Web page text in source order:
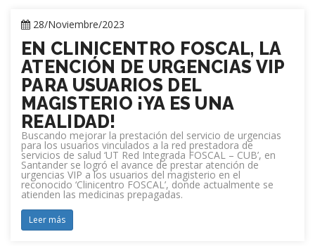
28/Noviembre/2023
EN CLINICENTRO FOSCAL, LA
ATENCIÓN DE URGENCIAS VIP
PARA USUARIOS DEL
MAGISTERIO ¡YA ES UNA
REALIDAD!
Buscando mejorar la prestación del servicio de urgencias
para los usuarios vinculados a la red prestadora de
servicios de salud ‘UT Red Integrada FOSCAL – CUB’, en
Santander se logró el avance de prestar atención de
urgencias VIP a los usuarios del magisterio en el
reconocido ‘Clinicentro FOSCAL’, donde actualmente se
atienden las medicinas prepagadas.
Leer más